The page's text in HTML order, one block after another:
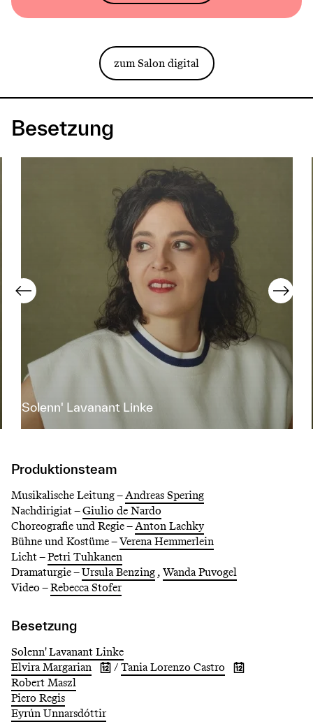
zum Salon digital
Besetzung
Solenn' Lavanant Linke
Produktionsteam
Musikalische Leitung –Andreas Spering
Nachdirigiat –Giulio de Nardo
Choreografie und Regie –Anton Lachky
Bühne und Kostüme –Verena Hemmerlein
Licht –Petri Tuhkanen
Dramaturgie –Ursula Benzing,Wanda Puvogel
Video –Rebecca Stofer
Besetzung
Solenn' Lavanant Linke
Elvira Margarian
Show
ElviraMargarian
/Tania Lorenzo Castro
Show
Robert Maszl
Piero Regis
Eyrún Unnarsdóttir